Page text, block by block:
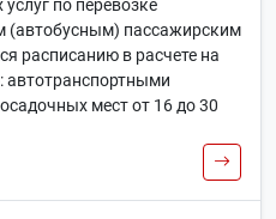
по перевозке
(автобусным) пассажирским
расписанию в расчете на
автотранспортными
мест от 16 до 30